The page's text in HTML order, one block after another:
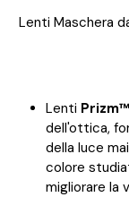
Lenti Maschera
Lenti
dell'ottica,
della luce
colore
migliorare la